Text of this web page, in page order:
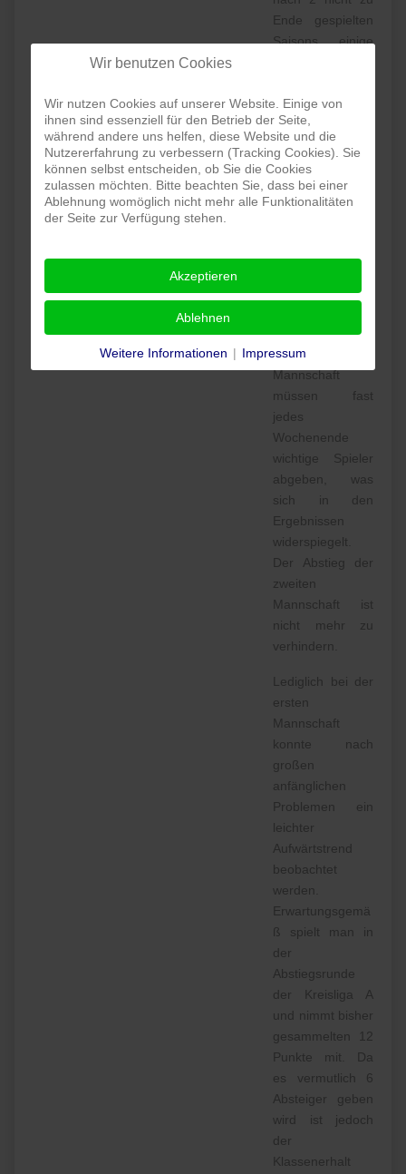
Ende gespielten
Saisons einige
Mannschaft
verloren. Dies
wirkt sich
natürlich auf die
sportliche
Leistungsstärke
sind dadurch
besetzt. Die 2.
Und die 3.
Mannschaft
müssen fast
jedes
Wochenende
wichtige Spieler
abgeben, was
sich in den
Ergebnissen
widerspiegelt.
Der Abstieg der
zweiten
Mannschaft ist
nicht mehr zu
verhindern.
Lediglich bei der
ersten
Mannschaft
konnte nach
großen
anfänglichen
Problemen ein
leichter
Aufwärtstrend
beobachtet
werden.
Erwartungsgemä
ß spielt man in
der
Abstiegsrunde
der Kreisliga A
und nimmt bisher
gesammelten 12
Punkte mit. Da
es vermutlich 6
Absteiger geben
wird ist jedoch
der
Klassenerhalt
Wir benutzen Cookies
Wir nutzen Cookies auf unserer Website. Einige von
ihnen sind essenziell für den Betrieb der Seite,
während andere uns helfen, diese Website und die
Nutzererfahrung zu verbessern (Tracking Cookies). Sie
können selbst entscheiden, ob Sie die Cookies
zulassen möchten. Bitte beachten Sie, dass bei einer
Ablehnung womöglich nicht mehr alle Funktionalitäten
der Seite zur Verfügung stehen.
Akzeptieren
Ablehnen
Weitere Informationen | Impressum